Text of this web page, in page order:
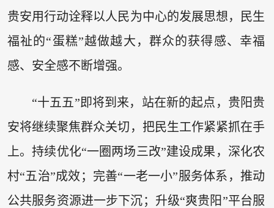
贵安用行动诠释以人民为中心的发展思想，民生
福祉的“蛋糕”越做越大，群众的获得感、幸福
感、安全感不断增强。
“十五五”即将到来，站在新的起点，贵阳贵
安将继续聚焦群众关切，把民生工作紧紧抓在手
上。持续优化“一圈两场三改”建设成果，深化农
村“五治”成效；完善“一老一小”服务体系，推动
公共服务资源进一步下沉；升级“爽贵阳”平台服